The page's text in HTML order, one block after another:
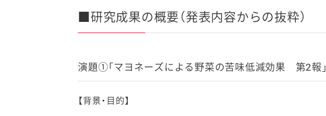
■研究成果の概要（発表内容からの抜粋）
演題①「マヨネーズによる野菜の苦味低減効果 第2報」
【背景・目的】